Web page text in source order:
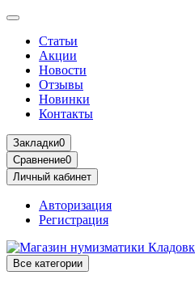
Статьи
Акции
Новости
Отзывы
Новинки
Контакты
Закладки0
Сравнение0
Личный кабинет
Авторизация
Регистрация
Все категории